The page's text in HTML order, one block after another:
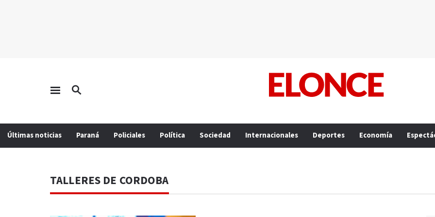
Últimas noticias Paraná Policiales Política Sociedad Internacionales Deportes Economía
TALLERES DE CORDOBA